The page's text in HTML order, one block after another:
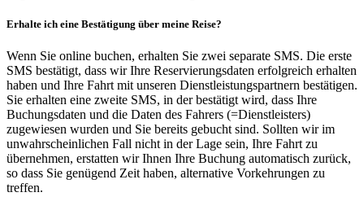
Erhalte ich eine Bestätigung über meine Reise?
Wenn Sie online buchen, erhalten Sie zwei separate SMS. Die erste
SMS bestätigt, dass wir Ihre Reservierungsdaten erfolgreich erhalten
haben und Ihre Fahrt mit unseren Dienstleistungspartnern bestätigen.
Sie erhalten eine zweite SMS, in der bestätigt wird, dass Ihre
Buchungsdaten und die Daten des Fahrers (=Dienstleisters)
zugewiesen wurden und Sie bereits gebucht sind. Sollten wir im
unwahrscheinlichen Fall nicht in der Lage sein, Ihre Fahrt zu
übernehmen, erstatten wir Ihnen Ihre Buchung automatisch zurück,
so dass Sie genügend Zeit haben, alternative Vorkehrungen zu
treffen.